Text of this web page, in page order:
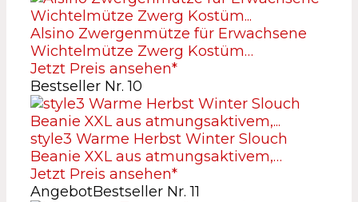
Alsino Zwergenmütze für Erwachsene
Wichtelmütze Zwerg Kostüm…
Jetzt Preis ansehen*
Bestseller Nr. 10
style3 Warme Herbst Winter Slouch
Beanie XXL aus atmungsaktivem,…
Jetzt Preis ansehen*
AngebotBestseller Nr. 11